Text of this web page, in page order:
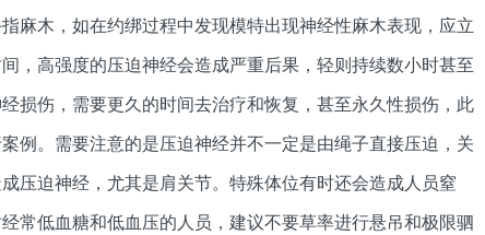
麻木，如在约绑过程中发现模特出现神经性麻木表现，应立
，高强度的压迫神经会造成严重后果，轻则持续数小时甚至
损伤，需要更久的时间去治疗和恢复，甚至永久性损伤，此
例。需要注意的是压迫神经并不一定是由绳子直接压迫，关
压迫神经，尤其是肩关节。特殊体位有时还会造成人员窒
常低血糖和低血压的人员，建议不要草率进行悬吊和极限驷